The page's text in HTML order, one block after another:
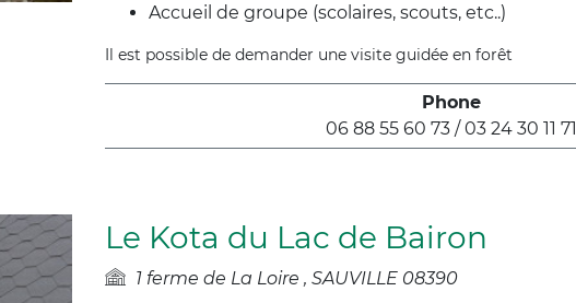
Accueil de groupe (scolaires, scouts, etc..)
Il est possible de demander une visite guidée en forêt
Phone
06 88 55 60 73 / 03 24 30 11 71
Le Kota du Lac de Bairon
1 ferme de La Loire SAUVILLE 08390